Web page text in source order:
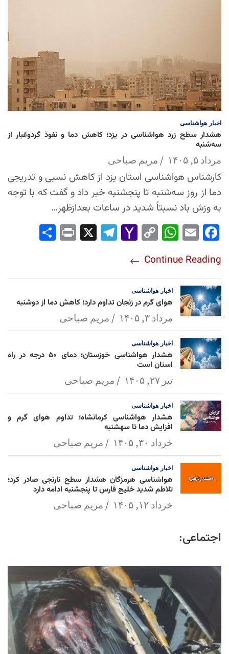
اخبار هواشناسی
هشدار سطح زرد هواشناسی در یزد؛ کاهش دما و نفوذ گردوغبار از
سه‌شنبه
مرداد ۵, ۱۴۰۵ مریم صباحی
کارشناس هواشناسی استان یزد از کاهش نسبی و تدریجی
دما از روز سه‌شنبه تا پنجشنبه خبر داد و گفت که با توجه
به وزش باد نسبتاً شدید در ساعات بعدازظهر…
Fac
ok
Em
Wh
Ap
p
Co
Lin
k
Yah
l
Tel
Pri
Continue Reading
اخبار هواشناسی
هوای گرم در زنجان تداوم دارد؛ کاهش دما از دوشنبه
مرداد ۳, ۱۴۰۵ مریم صباحی
اخبار هواشناسی
هشدار هواشناسی خوزستان؛ دمای ۵۰ درجه در راه
استان است
تیر ۲۷, ۱۴۰۵ مریم صباحی
اخبار هواشناسی
هشدار هواشناسی کرمانشاه؛ تداوم هوای گرم و
افزایش دما تا سهشنبه
خرداد ۳۰, ۱۴۰۵ مریم صباحی
اخبار هواشناسی
هواشناسی هرمزگان هشدار سطح نارنجی صادر کرد؛
تلاطم شدید خلیج فارس تا پنجشنبه ادامه دارد
خرداد ۱۲, ۱۴۰۵ مریم صباحی
اجتماعی: